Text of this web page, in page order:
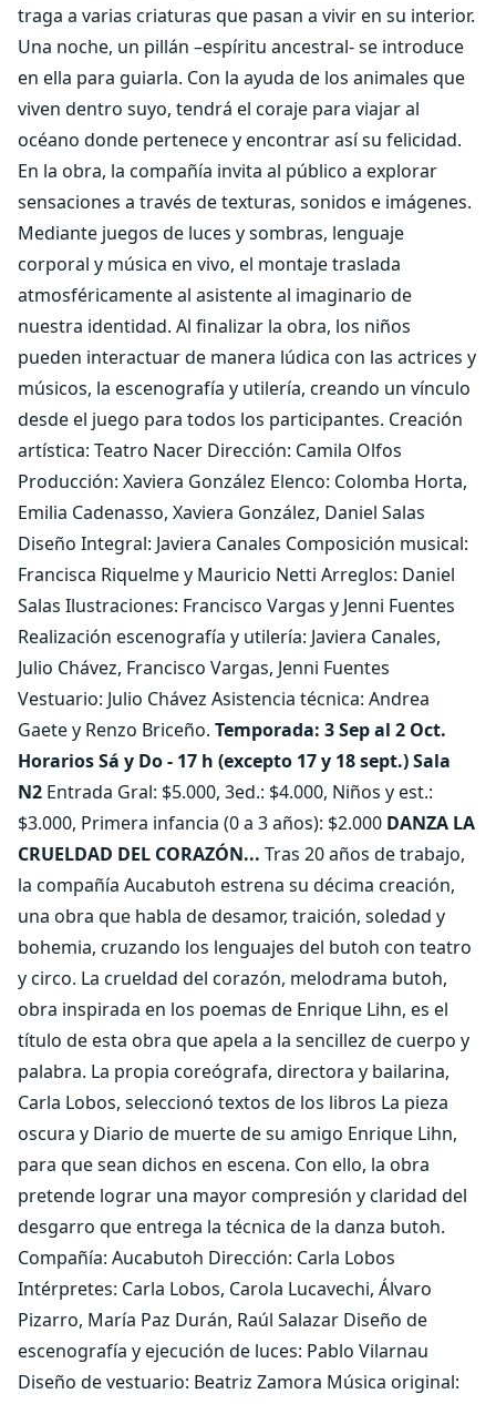
traga a varias criaturas que pasan a vivir en su interior.
Una noche, un pillán –espíritu ancestral- se introduce
en ella para guiarla. Con la ayuda de los animales que
viven dentro suyo, tendrá el coraje para viajar al
océano donde pertenece y encontrar así su felicidad.
En la obra, la compañía invita al público a explorar
sensaciones a través de texturas, sonidos e imágenes.
Mediante juegos de luces y sombras, lenguaje
corporal y música en vivo, el montaje traslada
atmosféricamente al asistente al imaginario de
nuestra identidad. Al finalizar la obra, los niños
pueden interactuar de manera lúdica con las actrices y
músicos, la escenografía y utilería, creando un vínculo
desde el juego para todos los participantes. Creación
artística: Teatro Nacer Dirección: Camila Olfos
Producción: Xaviera González Elenco: Colomba Horta,
Emilia Cadenasso, Xaviera González, Daniel Salas
Diseño Integral: Javiera Canales Composición musical:
Francisca Riquelme y Mauricio Netti Arreglos: Daniel
Salas Ilustraciones: Francisco Vargas y Jenni Fuentes
Realización escenografía y utilería: Javiera Canales,
Julio Chávez, Francisco Vargas, Jenni Fuentes
Vestuario: Julio Chávez Asistencia técnica: Andrea
Gaete y Renzo Briceño. Temporada: 3 Sep al 2 Oct.
Horarios Sá y Do - 17 h (excepto 17 y 18 sept.) Sala
N2 Entrada Gral: $5.000, 3ed.: $4.000, Niños y est.:
$3.000, Primera infancia (0 a 3 años): $2.000 DANZA LA
CRUELDAD DEL CORAZÓN... Tras 20 años de trabajo,
la compañía Aucabutoh estrena su décima creación,
una obra que habla de desamor, traición, soledad y
bohemia, cruzando los lenguajes del butoh con teatro
y circo. La crueldad del corazón, melodrama butoh,
obra inspirada en los poemas de Enrique Lihn, es el
título de esta obra que apela a la sencillez de cuerpo y
palabra. La propia coreógrafa, directora y bailarina,
Carla Lobos, seleccionó textos de los libros La pieza
oscura y Diario de muerte de su amigo Enrique Lihn,
para que sean dichos en escena. Con ello, la obra
pretende lograr una mayor compresión y claridad del
desgarro que entrega la técnica de la danza butoh.
Compañía: Aucabutoh Dirección: Carla Lobos
Intérpretes: Carla Lobos, Carola Lucavechi, Álvaro
Pizarro, María Paz Durán, Raúl Salazar Diseño de
escenografía y ejecución de luces: Pablo Vilarnau
Diseño de vestuario: Beatriz Zamora Música original: